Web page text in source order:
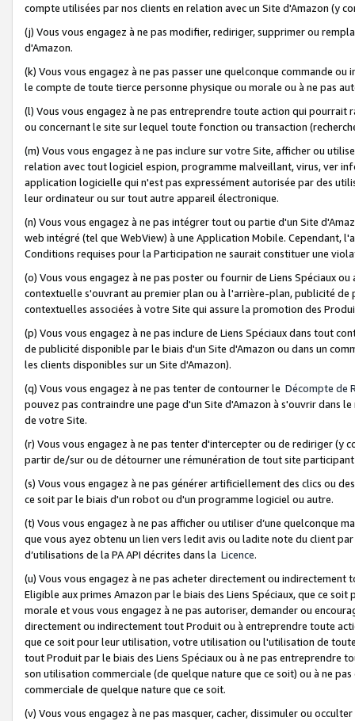
compte utilisées par nos clients en relation avec un Site d'Amazon (y
(j) Vous vous engagez à ne pas modifier, rediriger, supprimer ou
d'Amazon.
(k) Vous vous engagez à ne pas passer une quelconque commande
le compte de toute tierce personne physique ou morale ou à ne pas
(l) Vous vous engagez à ne pas entreprendre toute action qui
ou concernant le site sur lequel toute fonction ou transaction
(m) Vous vous engagez à ne pas inclure sur votre Site, afficher ou
relation avec tout logiciel espion, programme malveillant, virus, ver
application logicielle qui n'est pas expressément autorisée par des
leur ordinateur ou sur tout autre appareil électronique.
(n) Vous vous engagez à ne pas intégrer tout ou partie d'un Site
web intégré (tel que WebView) à une Application Mobile. Cependant,
Conditions requises pour la Participation ne saurait constituer une
(o) Vous vous engagez à ne pas poster ou fournir de Liens Spéciaux
contextuelle s'ouvrant au premier plan ou à l'arrière-plan, publicité
contextuelles associées à votre Site qui assure la promotion des
(p) Vous vous engagez à ne pas inclure de Liens Spéciaux dans tout
de publicité disponible par le biais d'un Site d'Amazon ou dans un
les clients disponibles sur un Site d'Amazon).
(q) Vous vous engagez à ne pas tenter de contourner le Décompte de
pouvez pas contraindre une page d'un Site d'Amazon à s'ouvrir dans
de votre Site.
(r) Vous vous engagez à ne pas tenter d'intercepter ou de rediriger
partir de/sur ou de détourner une rémunération de tout site
(s) Vous vous engagez à ne pas générer artificiellement des clics ou
ce soit par le biais d'un robot ou d'un programme logiciel ou autre.
(t) Vous vous engagez à ne pas afficher ou utiliser d’une quelconque
que vous ayez obtenu un lien vers ledit avis ou ladite note du client
d’utilisations de la PA API décrites dans la Licence.
(u) Vous vous engagez à ne pas acheter directement ou
Eligible aux primes Amazon par le biais des Liens Spéciaux, que ce
morale et vous vous engagez à ne pas autoriser, demander ou
directement ou indirectement tout Produit ou à entreprendre toute
que ce soit pour leur utilisation, votre utilisation ou l'utilisation de
tout Produit par le biais des Liens Spéciaux ou à ne pas entreprendre
son utilisation commerciale (de quelque nature que ce soit) ou à ne
commerciale de quelque nature que ce soit.
(v) Vous vous engagez à ne pas masquer, cacher, dissimuler ou